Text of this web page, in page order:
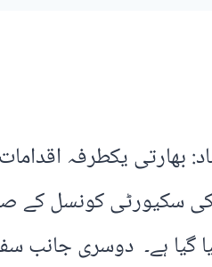
بھارتی یکطرفہ
سکیورٹی کونسل کے
گیا ہے۔ دوسری جانب